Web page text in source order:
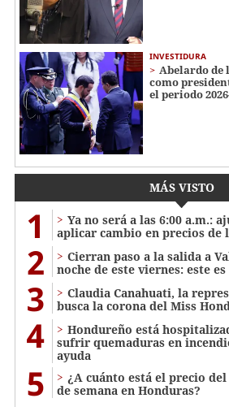
INVESTIDURA
Abelardo de
como
el periodo
MÁS VISTO
1
Ya no será a las 6:00 a.m.:
aplicar cambio en precios de
2
Cierran paso a la salida a
noche de este viernes: este
3
Claudia Canahuati, la
busca la corona del Miss
4
Hondureño está
sufrir quemaduras en
ayuda
5
¿A cuánto está el precio
de semana en Honduras?